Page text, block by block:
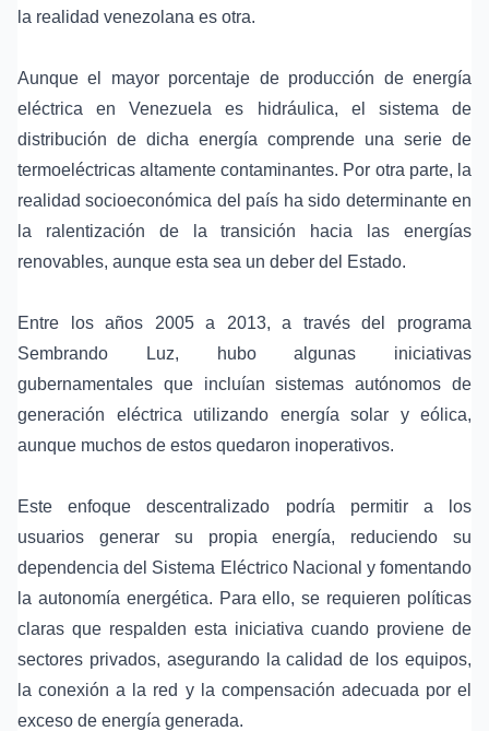
la realidad venezolana es otra.
Aunque el mayor porcentaje de producción de energía
eléctrica en Venezuela es hidráulica, el sistema de
distribución de dicha energía comprende una serie de
termoeléctricas altamente contaminantes. Por otra parte, la
realidad socioeconómica del país ha sido determinante en
la ralentización de la transición hacia las energías
renovables, aunque esta sea un deber del Estado.
Entre los años 2005 a 2013, a través del programa
Sembrando Luz, hubo algunas iniciativas
gubernamentales que incluían sistemas autónomos de
generación eléctrica utilizando energía solar y eólica,
aunque muchos de estos quedaron inoperativos.
Este enfoque descentralizado podría permitir a los
usuarios generar su propia energía, reduciendo su
dependencia del Sistema Eléctrico Nacional y fomentando
la autonomía energética. Para ello, se requieren políticas
claras que respalden esta iniciativa cuando proviene de
sectores privados, asegurando la calidad de los equipos,
la conexión a la red y la compensación adecuada por el
exceso de energía generada.